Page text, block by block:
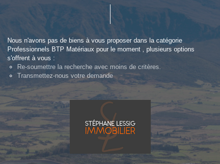
Nous n'avons pas de biens à vous proposer dans la catégorie
Professionnels BTP Matériaux pour le moment , plusieurs options
s'offrent à vous :
Re-soumettre la recherche avec moins de critères.
Transmettez-nous votre demande